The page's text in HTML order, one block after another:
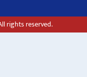
rights reserved.